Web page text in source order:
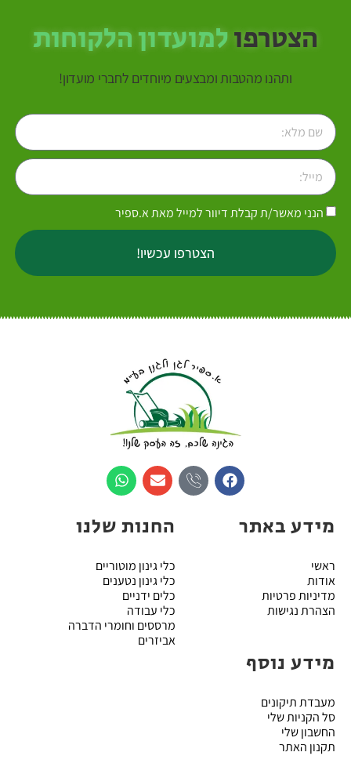
הצטרפולמועדון הלקוחות
ותהנו מהטבות ומבצעים מיוחדים לחברי מועדון!
הנני מאשר/ת קבלת דיוור למייל מאת א.ספיר
הצטרפו עכשיו!
מידע באתר
ראשי
אודות
מדיניות פרטיות
הצהרת נגישות
החנות שלנו
כלי גינון מוטוריים
כלי גינון נטענים
כלים ידניים
כלי עבודה
מרססים וחומרי הדברה
אביזרים
מידע נוסף
מעבדת תיקונים
סל הקניות שלי
החשבון שלי
תקנון האתר